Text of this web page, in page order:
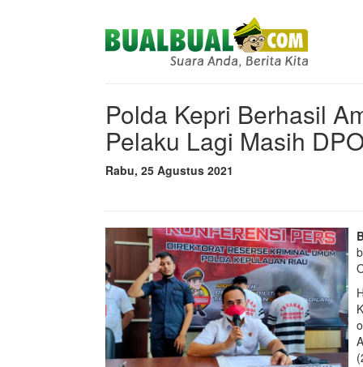
Polda Kepri Berhasil
Pelaku Lagi Masih
Rabu, 25 Agustus 2021